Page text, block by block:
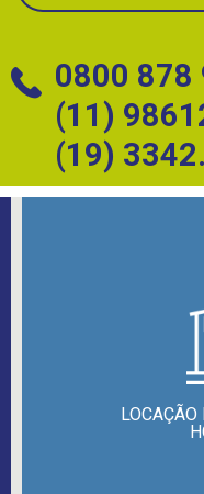
0800 878
(11)
(19)